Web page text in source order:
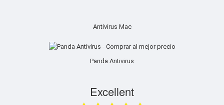
Antivirus Mac
Panda Antivirus
Excellent